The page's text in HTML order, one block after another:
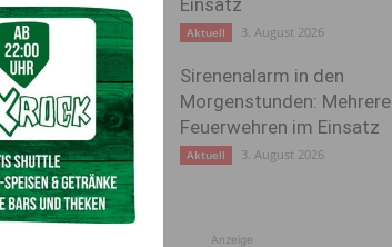
Einsatz
Aktuell 3. August 2026
Sirenenalarm in den
Morgenstunden: Mehrere
Feuerwehren im Einsatz
Aktuell 3. August 2026
Anzeige